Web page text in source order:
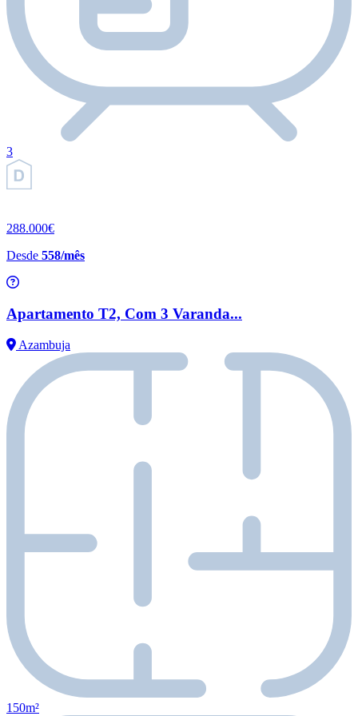
3
288.000€
Desde 558/mês
Apartamento T2, Com 3 Varanda...
Azambuja
150m²